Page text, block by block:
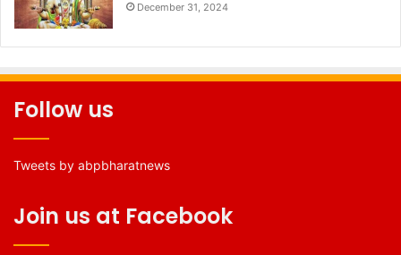
December 31, 2024
Follow us
Tweets by abpbharatnews
Join us at Facebook